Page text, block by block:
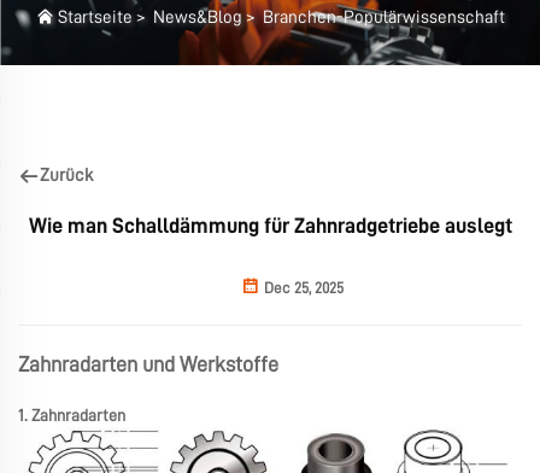
Startseite > News&Blog >Branchen-Populärwissenschaft
Zurück
Wie man Schalldämmung für Zahnradgetriebe auslegt
Dec 25, 2025
Zahnradarten und Werkstoffe
1. Zahnradarten